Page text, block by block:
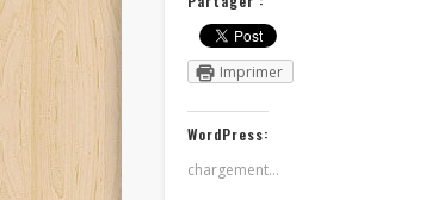
Imprimer
WordPress:
chargement…